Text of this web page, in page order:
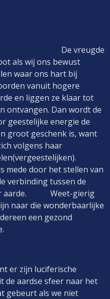
De vreugde
als wij ons bewust
waar ons hart bij
vanuit hogere
en liggen ze klaar tot
ontvangen. Dan wordt de
geestelijke energie de
groot geschenk is, want
volgens haar
het stellen van
verbinding tussen de
aarde. Weet-gierig
naar die wonderbaarlijke
een gezond
er zijn luciferische
de aardse sfeer naar het
gebeurt als we niet